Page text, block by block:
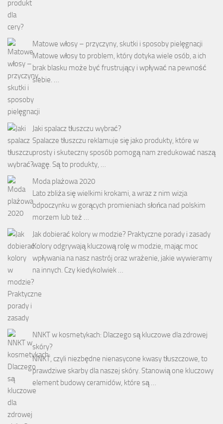
Matowe włosy – przyczyny, skutki i sposoby pielęgnacji
Matowe włosy to problem, który dotyka wiele osób, a ich
brak blasku może być frustrujący i wpływać na pewność
siebie. …
Jaki spalacz tłuszczu wybrać?
Spalacze tłuszczu reklamuje się jako produkty, które w
prosty i skuteczny sposób pomogą nam zredukować naszą
wagę. Są to produkty, …
Moda plażowa 2020
Lato zbliża się wielkimi krokami, a wraz z nim wizja
odpoczynku w gorących promieniach słońca nad polskim
morzem lub też …
Jak dobierać kolory w modzie? Praktyczne porady i zasady
Kolory odgrywają kluczową rolę w modzie, mając moc
wpływania na nasz nastrój oraz wrażenie, jakie wywieramy
na innych. Czy kiedykolwiek …
NNKT w kosmetykach: Dlaczego są kluczowe dla zdrowej
skóry?
NNKT, czyli niezbędne nienasycone kwasy tłuszczowe, to
prawdziwe skarby dla naszej skóry. Stanowią one kluczowy
element budowy ceramidów, które są …